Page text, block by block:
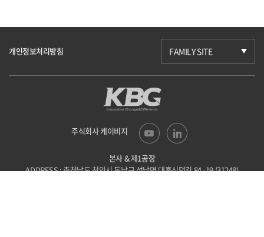
개인정보처리방침 FAMILY SITE
주식회사 케이비지
본사 & 제1공장
ADDRESS : 충청남도 천안시 동남구 성남면대흥신덕길 84 -19 (31248)